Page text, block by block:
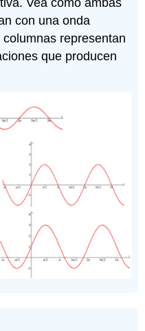
Vea cómo ambas
con una onda
representan
que producen